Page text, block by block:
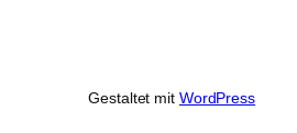
Gestaltet mit WordPress